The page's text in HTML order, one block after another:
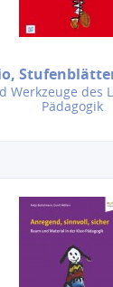
Werkzeuge des
Pädagogik